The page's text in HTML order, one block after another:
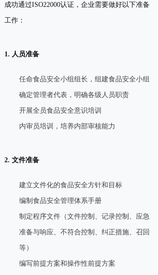
成功通过ISO22000认证，企业需要做好以下准备
工作：
1. 人员准备
任命食品安全小组组长，组建食品安全小组
确定管理者代表，明确各级人员职责
开展全员食品安全意识培训
内审员培训，培养内部审核能力
2. 文件准备
建立文件化的食品安全方针和目标
编制食品安全管理体系手册
制定程序文件（文件控制、记录控制、应急
准备与响应、不符合控制、纠正措施、召回
等）
编写前提方案和操作性前提方案